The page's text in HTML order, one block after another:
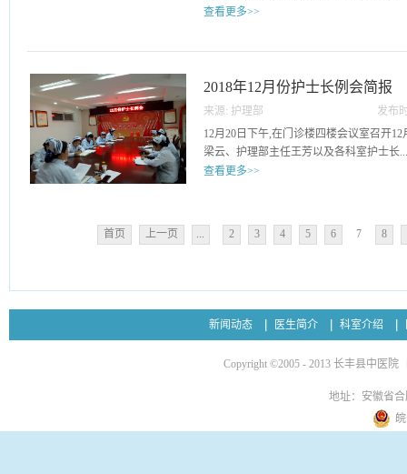
全不同，如自发“五禽戏”动功即是，但原
动作锻炼之五禽戏。 【功法操作】
指并拢，手心向下。双手向前、向外、
随划圈动作前后摇动，颈项同时顺势亦轻
飞式动作，共做20次。 2．滑翔双腿向
落，两手落在两臀侧按于床上，此为一次
3．鹤落双腿内盘坐于床上，双臂向两侧
45度，面向左前，右臂内曲，手心向前
向上，直伸向左斜下后方，此为左单亮翅
臂换手以同样动作，做右单亮翅。左
直，同时缓缓向前高举平肩，手心向下
高举乎肩，手心向下，然后两臂向下落
恢复原来姿式。此为1次双亮翅，反复
查看更多>>
2018年12月份护士长例会简报
来源: 护理部
发布
28
12月20日下午,在门诊楼四楼会议室召开
梁云、护理部主任王芳以及各科室护士长
份护理工作情况及布置12月份护理工作；
制度进行落实；三、针对不良事件的上报
查看更多>>
首页 上一页 ... 2 3 4 5 6 7 8
新闻动态 医生简介 科室介绍
Copyright ©2005 - 2013 长丰县中医院
地址：安徽省